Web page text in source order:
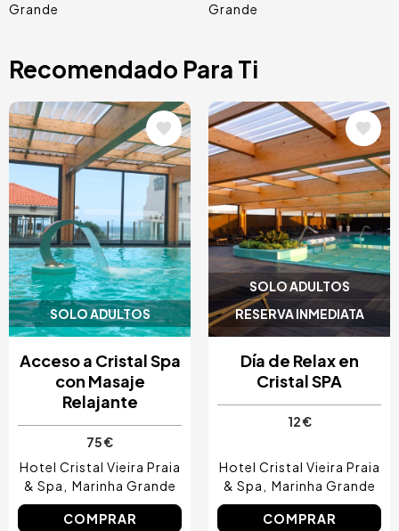
Grande
Grande
Recomendado Para Ti
SOLO ADULTOS
Image
Acceso a Cristal Spa
con Masaje
Relajante
75 €
Hotel Cristal Vieira Praia
& Spa
Marinha Grande
COMPRAR
SOLO ADULTOS
RESERVA INMEDIATA
Image
Día de Relax en
Cristal SPA
12 €
Hotel Cristal Vieira Praia
& Spa
Marinha Grande
COMPRAR